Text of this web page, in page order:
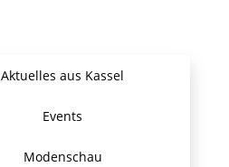
Aktuelles aus Kassel
Events
Modenschau